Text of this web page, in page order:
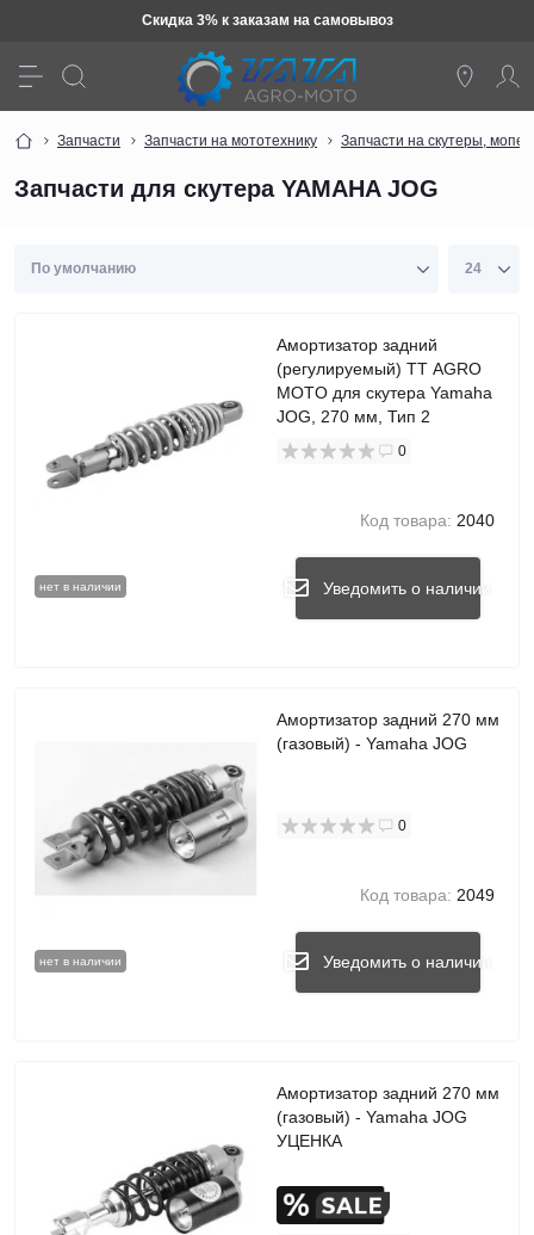
Техника: Бесплатная доставка
Запчасти Запчасти на мототехнику Запчасти на скутеры,
Запчасти для скутера YAMAHA JOG
нет в наличии
Амортизатор задний
(регулируемый) TT AGRO
MOTO для скутера Yamaha
JOG, 270 мм, Тип 2
0
Код товара: 2040
Уведомить о наличии
нет в наличии
Амортизатор задний 270 мм
(газовый) - Yamaha JOG
0
Код товара: 2049
Уведомить о наличии
Амортизатор задний 270 мм
(газовый) - Yamaha JOG
УЦЕНКА